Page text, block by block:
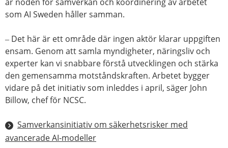
som AI Sweden håller samman.
‒ Det här är ett område där ingen aktör klarar uppgiften
ensam. Genom att samla myndigheter, näringsliv och
experter kan vi snabbare förstå utvecklingen och stärka
den gemensamma motståndskraften. Arbetet bygger
vidare på det initiativ som inleddes i april, säger John
Billow, chef för NCSC.
Samverkansinitiativ om säkerhetsrisker med
avancerade AI-modeller